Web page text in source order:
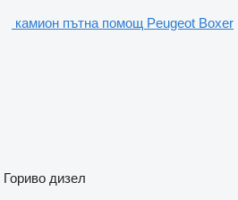
камион пътна помощ Peugeot Boxer
Гориво дизел